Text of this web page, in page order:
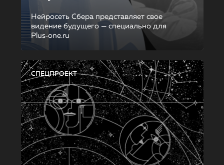
Нейросеть Сбера представляет свое
видение будущего — специально для
Plus‑one.ru
СПЕЦПРОЕКТ